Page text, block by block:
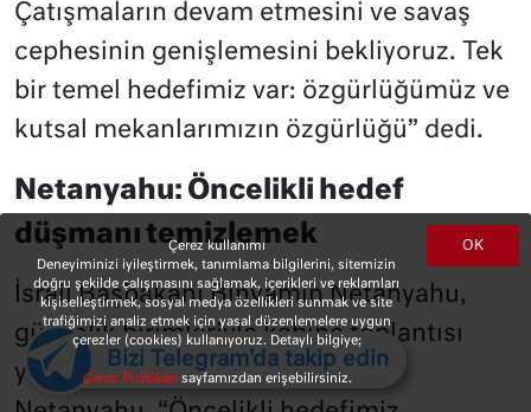
Çatışmaların devam etmesini ve savaş
cephesinin genişlemesini bekliyoruz. Tek
bir temel hedefimiz var: özgürlüğümüz ve
kutsal mekanlarımızın özgürlüğü” dedi.
Netanyahu: Öncelikli hedef
düşmanı temizlemek
İsrail Başbakanı Binyamin Netanyahu,
güvenlik birimleriyle kabine toplantısı
yaptı. İsrail Başbakanı Binyamin
OK
Çerez kullanımı
Deneyiminizi iyileştirmek, tanımlama bilgilerini, sitemizin
doğru şekilde çalışmasını sağlamak, içerikleri ve reklamları
kişiselleştirmek, sosyal medya özellikleri sunmak ve site
trafiğimizi analiz etmek için yasal düzenlemelere uygun
çerezler (cookies) kullanıyoruz. Detaylı bilgiye;
Çerez Politikasısayfamızdan erişebilirsiniz.
Bizi Telegram'da takip edin